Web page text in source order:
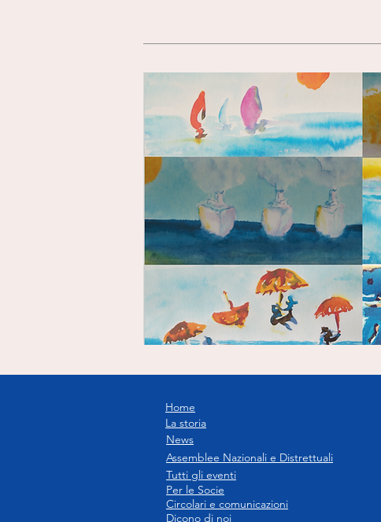
Home
La storia
News
Assemblee Nazionali e Distrettuali
Tutti gli eventi
Per le Socie
Circolari e comunicazioni
Dicono di noi